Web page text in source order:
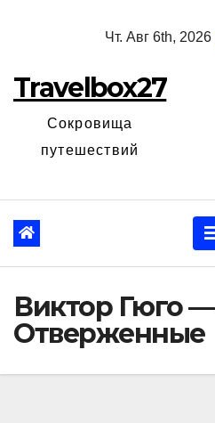
Чт. Авг 6th, 2026
Travelbox27
Сокровища
путешествий
Виктор Гюго —
Отверженные